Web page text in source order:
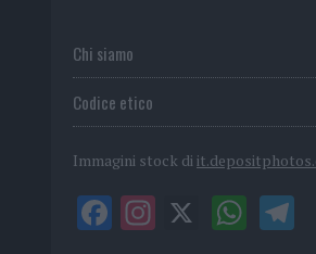
Chi siamo
Codice etico
Immagini stock di